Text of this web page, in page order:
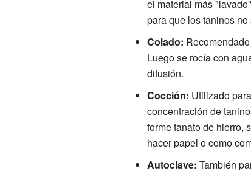
el material más
para que los taninos
Colado:
Luego se rocía con
difusión.
Cocción: Utilizado
concentración de
forme tanato de hierro,
hacer papel o como
Autoclave: También